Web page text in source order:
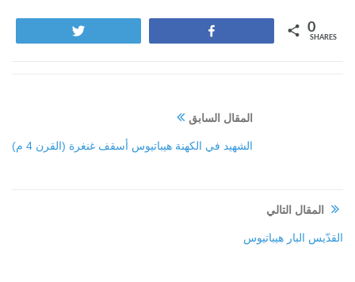
0
SHARES
المقال السابق
الشهيد في الكهنة هيباتيوس أسقف غنغرة (القرن 4 م)
المقال التالي
القدّيس البار هيباتيوس